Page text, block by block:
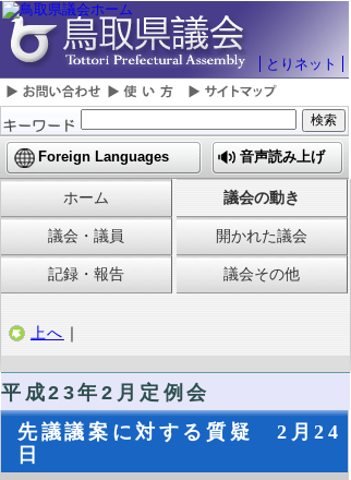
とりネット
Foreign Languages 音声読み上げ
ホーム 議会の動き
議会・議員 開かれた議会
記録・報告 議会その他
上へ ｜
平成23年2月定例会
先議議案に対する質疑 2月24
日